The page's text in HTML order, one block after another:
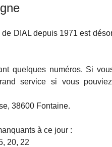
DIAL depuis 1971 est
quelques numéros. Si
service si vous
38600 Fontaine.
à ce jour :
20, 22